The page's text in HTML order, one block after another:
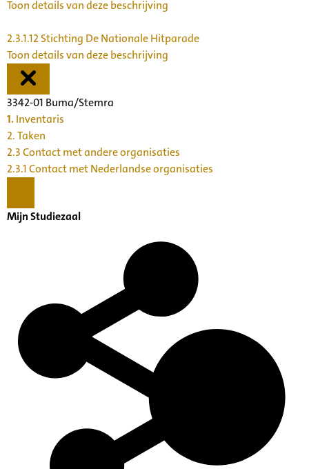
Toon details van deze beschrijving
2.3.1.12Stichting De Nationale Hitparade
Toon details van deze beschrijving
3342-01 Buma/Stemra
1.Inventaris
2. Taken
2.3 Contact met andere organisaties
2.3.1 Contact met Nederlandse organisaties
Mijn Studiezaal